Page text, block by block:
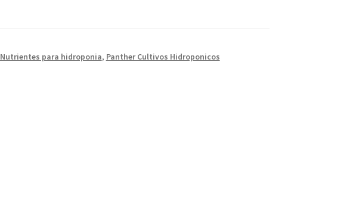
Nutrientes para hidroponia, Panther Cultivos Hidroponicos